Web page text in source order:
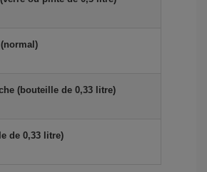
(bouteille de 0,33 litre)
de 0,33 litre)